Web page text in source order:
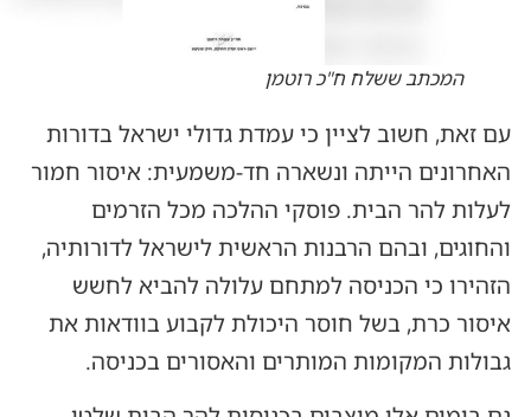
המכתב ששלח ח"כ רוטמן
עם זאת, חשוב לציין כי עמדת גדולי ישראל בדורות
האחרונים הייתה ונשארה חד-משמעית: איסור חמור
לעלות להר הבית. פוסקי ההלכה מכל הזרמים
והחוגים, ובהם הרבנות הראשית לישראל לדורותיה,
הזהירו כי הכניסה למתחם עלולה להביא לחשש
איסור כרת, בשל חוסר היכולת לקבוע בוודאות את
גבולות המקומות המותרים והאסורים בכניסה.